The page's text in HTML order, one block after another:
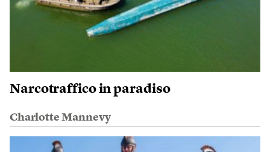
Narcotraffico in paradiso
Charlotte Mannevy